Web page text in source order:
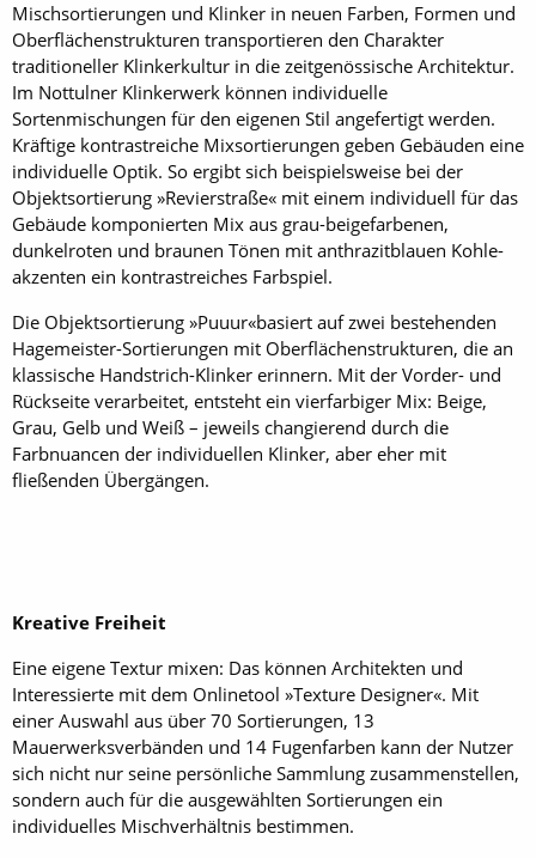
Mischsortierungen und Klinker in neuen Farben, Formen und
Oberflächenstrukturen transportieren den Charakter
traditioneller Klinkerkultur in die zeitgenössische Architektur.
Im Nottulner Klinkerwerk können individuelle
Sortenmischungen für den eigenen Stil angefertigt werden.
Kräftige kontrastreiche Mixsortierungen geben Gebäuden eine
individuelle Optik. So ergibt sich beispielsweise bei der
Objektsortierung »Revierstraße« mit einem individuell für das
Gebäude komponierten Mix aus grau-beigefarbenen,
dunkelroten und braunen Tönen mit anthrazitblauen Kohle­
akzenten ein kontrastreiches Farbspiel.
Die Objektsortierung »Puuur«­basiert auf zwei bestehenden
Hagemeister-Sortierungen mit Oberflächenstrukturen, die an
klassische Handstrich-Klinker erinnern. Mit der Vorder- und
Rückseite verarbeitet, entsteht ein vierfarbiger Mix: Beige,
Grau, Gelb und Weiß – jeweils changierend durch die
Farbnuancen der individuellen Klinker, aber eher mit
fließenden Übergängen.
Kreative Freiheit
Eine eigene Textur mixen: Das können Architekten und
Interessierte mit dem Onlinetool »Texture Designer«. Mit
einer Auswahl aus über 70 Sortierungen, 13
Mauerwerksverbänden und 14 Fugenfarben kann der Nutzer
sich nicht nur seine persönliche Sammlung zusammenstellen,
sondern auch für die ausgewählten Sortierungen ein
individuelles Mischverhältnis bestimmen.